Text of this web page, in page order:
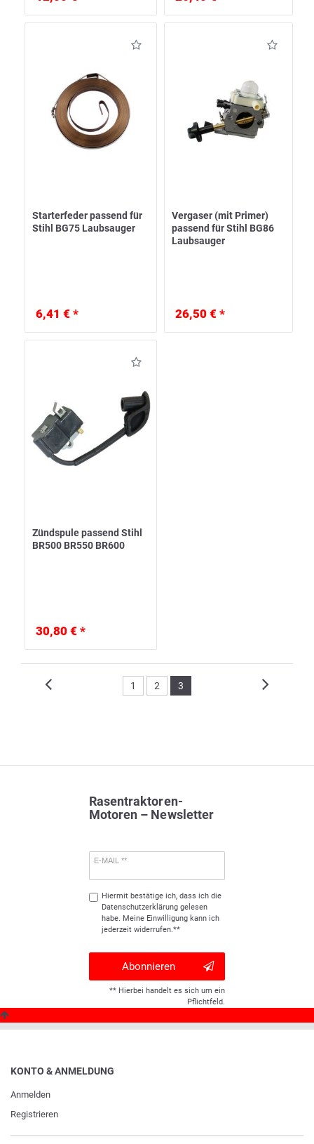
Starterfeder passend für
Stihl BG75 Laubsauger
6,41 € *
Vergaser (mit Primer)
passend für Stihl BG86
Laubsauger
26,50 € *
Zündspule passend Stihl
BR500 BR550 BR600
30,80 € *
1 2 3
Rasentraktoren-
Motoren – Newsletter
E-MAIL **
Hiermit bestätige ich, dass ich die
Daten­schutz­erklärunggelesen
habe. Meine Einwilligung kann ich
jederzeit widerrufen.**
Abonnieren
** Hierbei handelt es sich um ein
Pflichtfeld.
KONTO & ANMELDUNG
Anmelden
Registrieren